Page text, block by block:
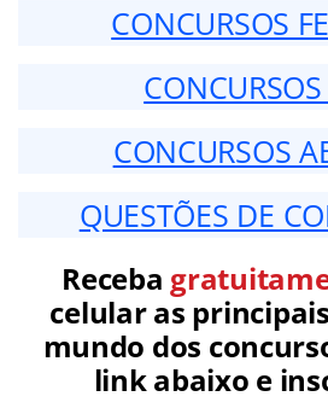
CONCURSOS
CONCURSOS
QUESTÕES DE
Receba
celular as
mundo dos
link abaixo e